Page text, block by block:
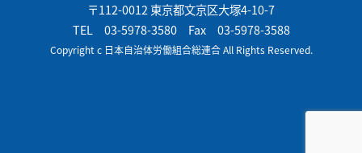
〒112-0012 東京都文京区大塚4-10-7
TEL 03-5978-3580Fax 03-5978-3588
Copyright c 日本自治体労働組合総連合 All Rights Reserved.